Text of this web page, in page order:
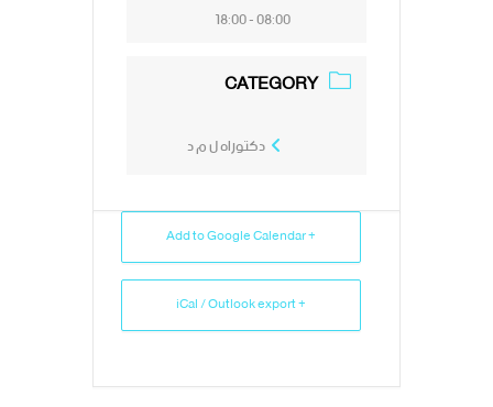
08:00 - 18:00
CATEGORY
دكتوراه ل م د
+ Add to Google Calendar
+ iCal / Outlook export